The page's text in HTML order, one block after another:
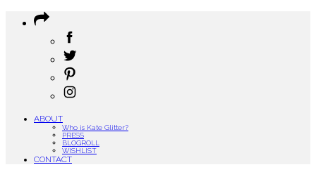
ABOUT
Who is Kate Glitter?
PRESS
BLOGROLL
WISHLIST
CONTACT